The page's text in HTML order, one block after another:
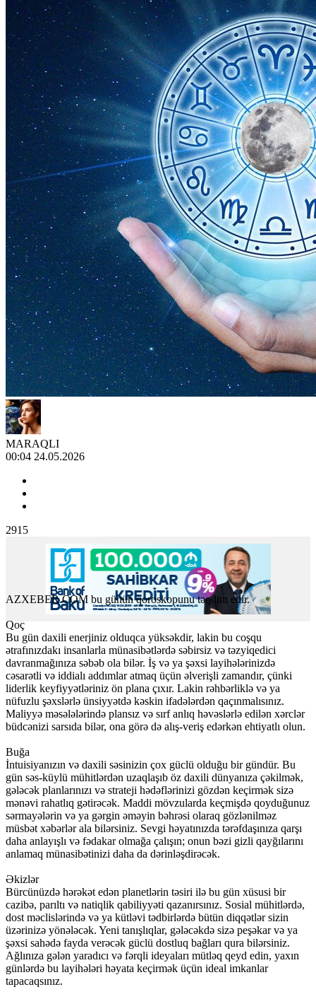
MARAQLI
00:04 24.05.2026
2915
AZXEBER.COM bu günün qoroskopunu təqdim edir.
Qoç
Bu gün daxili enerjiniz olduqca yüksəkdir, lakin bu coşqu
ətrafınızdakı insanlarla münasibətlərdə səbirsiz və təzyiqedici
davranmağınıza səbəb ola bilər. İş və ya şəxsi layihələrinizdə
cəsarətli və iddialı addımlar atmaq üçün əlverişli zamandır, çünki
liderlik keyfiyyətləriniz ön plana çıxır. Lakin rəhbərliklə və ya
nüfuzlu şəxslərlə ünsiyyətdə kəskin ifadələrdən qaçınmalısınız.
Maliyyə məsələlərində plansız və sırf anlıq həvəslərlə edilən xərclər
büdcənizi sarsıda bilər, ona görə də alış-veriş edərkən ehtiyatlı olun.
Buğa
İntuisiyanızın və daxili səsinizin çox güclü olduğu bir gündür. Bu
gün səs-küylü mühitlərdən uzaqlaşıb öz daxili dünyanıza çəkilmək,
gələcək planlarınızı və strateji hədəflərinizi gözdən keçirmək sizə
mənəvi rahatlıq gətirəcək. Maddi mövzularda keçmişdə qoyduğunuz
sərmayələrin və ya gərgin əməyin bəhrəsi olaraq gözlənilməz
müsbət xəbərlər ala bilərsiniz. Sevgi həyatınızda tərəfdaşınıza qarşı
daha anlayışlı və fədakar olmağa çalışın; onun bəzi gizli qayğılarını
anlamaq münasibətinizi daha da dərinləşdirəcək.
Əkizlər
Bürcünüzdə hərəkət edən planetlərin təsiri ilə bu gün xüsusi bir
cazibə, parıltı və natiqlik qabiliyyəti qazanırsınız. Sosial mühitlərdə,
dost məclislərində və ya kütləvi tədbirlərdə bütün diqqətlər sizin
üzərinizə yönələcək. Yeni tanışlıqlar, gələcəkdə sizə peşəkar və ya
şəxsi sahədə fayda verəcək güclü dostluq bağları qura bilərsiniz.
Ağlınıza gələn yaradıcı və fərqli ideyaları mütləq qeyd edin, yaxın
günlərdə bu layihələri həyata keçirmək üçün ideal imkanlar
tapacaqsınız.